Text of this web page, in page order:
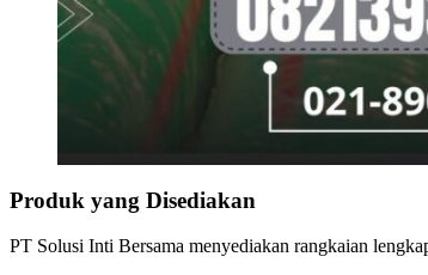
Produk yang Disediakan
PT Solusi Inti Bersama menyediakan rangkaian